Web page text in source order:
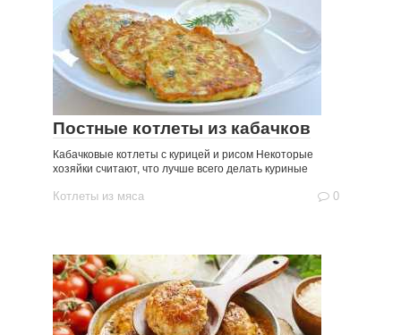
Постные котлеты из кабачков
Кабачковые котлеты с курицей и рисом Некоторые
хозяйки считают, что лучше всего делать куриные
Котлеты из мяса 0